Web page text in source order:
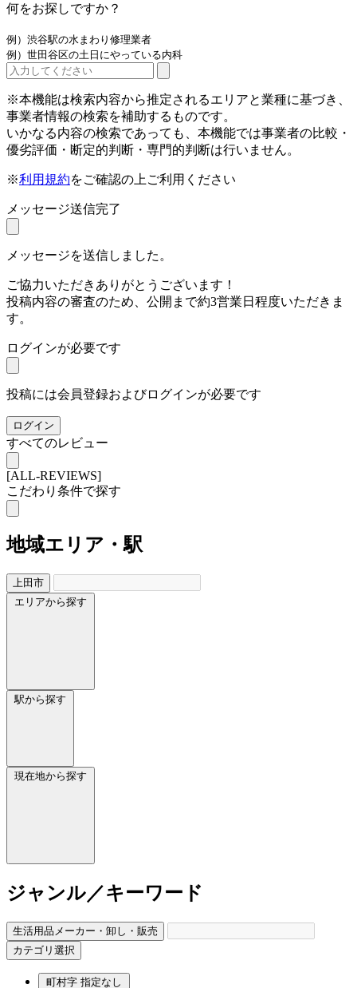
何をお探しですか？
例）渋谷駅の水まわり修理業者
例）世田谷区の土日にやっている内科
※本機能は検索内容から推定されるエリアと業種に基づき、
事業者情報の検索を補助するものです。
いかなる内容の検索であっても、本機能では事業者の比較・
優劣評価・断定的判断・専門的判断は行いません。
※利用規約をご確認の上ご利用ください
メッセージ送信完了
メッセージを送信しました。
ご協力いただきありがとうございます！
投稿内容の審査のため、公開まで約3営業日程度いただきま
す。
ログインが必要です
投稿には会員登録およびログインが必要です
ログイン
すべてのレビュー
[ALL-REVIEWS]
こだわり条件で探す
地域エリア・駅
上田市
エリアから探す
駅から探す
現在地から探す
ジャンル／キーワード
生活用品メーカー・卸し・販売
カテゴリ選択
町村字 指定なし